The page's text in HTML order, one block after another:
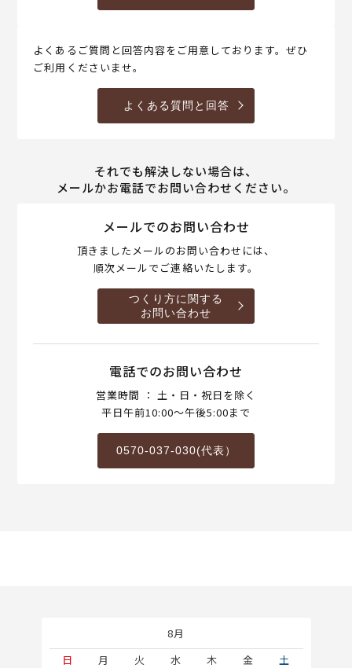
よくあるご質問と回答内容をご用意しております。ぜひ
ご利用くださいませ。
よくある質問と回答
それでも解決しない場合は、
メールかお電話でお問い合わせください。
メールでのお問い合わせ
頂きましたメールのお問い合わせには、
順次メールでご連絡いたします。
つくり方に関する
お問い合わせ
電話でのお問い合わせ
営業時間 ： 土・日・祝日を除く
平日午前10:00～午後5:00まで
0570-037-030(代表）
8月
日
月 火 水 木 金
土